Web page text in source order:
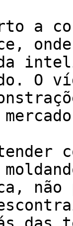
a
O
não